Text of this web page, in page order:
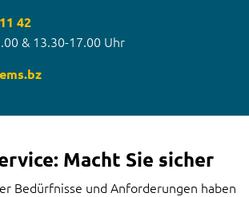
42
& 13.30-17.00 Uhr
Macht Sie sicher
Bedürfnisse und Anforderungen haben